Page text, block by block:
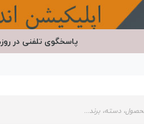
پاسخگوی تلفنی در روزهای کاری: